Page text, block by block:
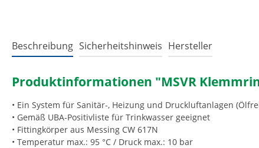
Beschreibung Sicherheitshinweis Hersteller
Produktinformationen "MSVR
• Ein System für Sanitär-, Heizung und Druckluftanlagen
• Gemäß UBA-Positivliste für Trinkwasser geeignet
• Fittingkörper aus Messing CW 617N
• Temperatur max.: 95 °C / Druck max.: 10 bar